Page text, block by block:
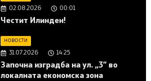
02.08.2026 00:01
Честит Илинден!
НОВОСТИ
31.07.2026 14:25
Започна изградба на ул. „3“ во
локалната економска зона